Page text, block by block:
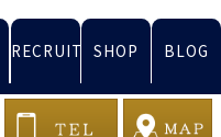
RECRUIT SHOP BLOG